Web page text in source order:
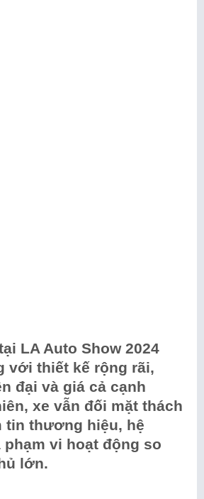
LA Auto Show 2024
với thiết kế rộng rãi,
đại và giá cả cạnh
xe vẫn đối mặt thách
tin thương hiệu, hệ
vi hoạt động so
lớn.